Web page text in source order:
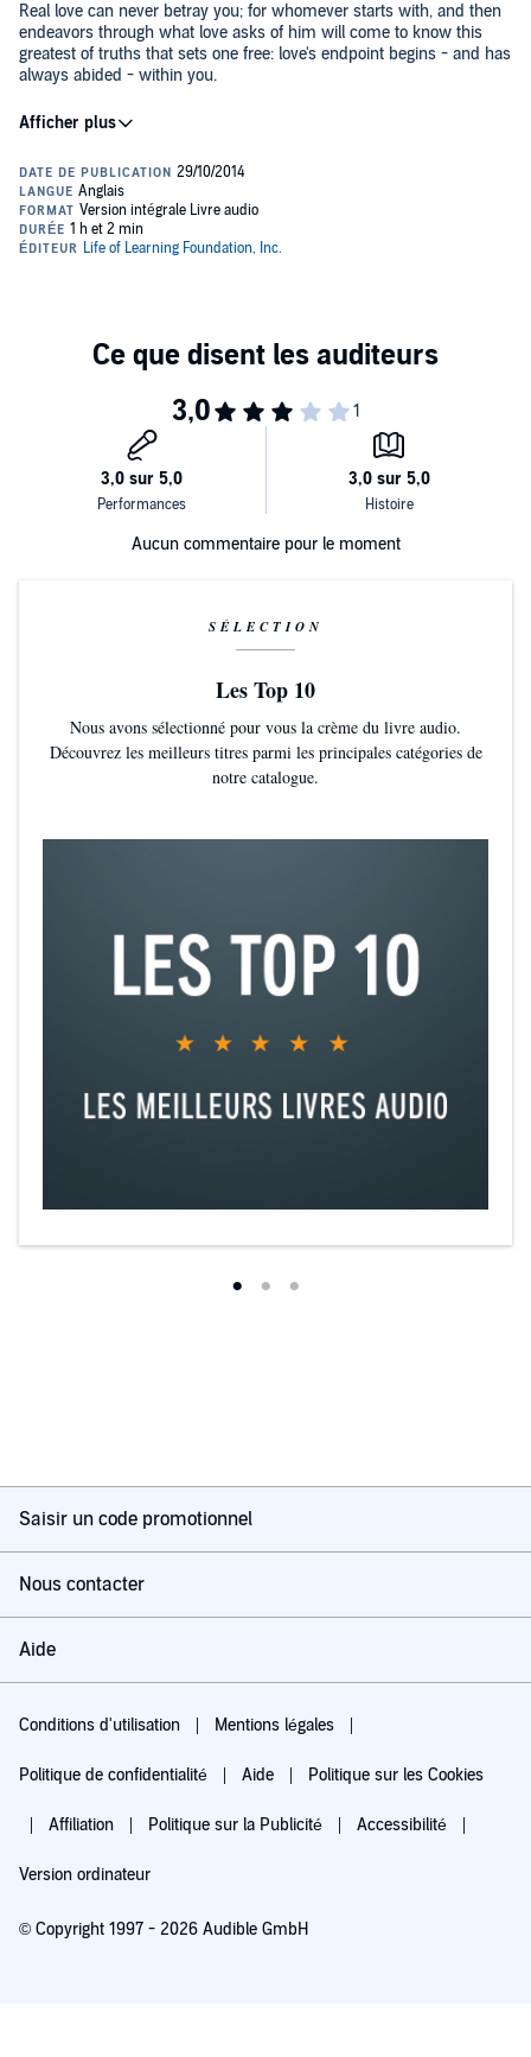
Real love can never betray you; for whomever starts with, and then
endeavors through what love asks of him will come to know this
greatest of truths that sets one free: love's endpoint begins - and has
always abided - within you.
©2013 Life of Learning/Guy Finley (P)2013 Life of Learning/Guy
Finley
Aucun commentaire pour le moment
SÉLECTION
Les Top 10
Nous avons sélectionné pour vous la crème du livre audio.
Découvrez les meilleurs titres parmi les principales catégories de
notre catalogue.
Saisir un code promotionnel
Nous contacter
Aide
Conditions d'utilisation Mentions légales
Politique de confidentialité Aide Politique sur les Cookies
Affiliation Politique sur la Publicité Accessibilité
Version ordinateur
© Copyright 1997 - 2026 Audible GmbH